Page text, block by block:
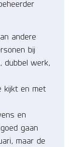
andere
bij
dubbel werk,
kijkt en met
en
gaan
maar de